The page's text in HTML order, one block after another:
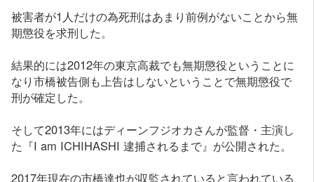
被害者が1人だけの為死刑はあまり前例がないことから無
期懲役を求刑した。
結果的には2012年の東京高裁でも無期懲役ということに
なり市橋被告側も上告はしないということで無期懲役で
刑が確定した。
そして2013年にはディーンフジオカさんが監督・主演し
た『I am ICHIHASHI 逮捕されるまで』が公開された。
2017年現在の市橋達也が収監されていると言われている